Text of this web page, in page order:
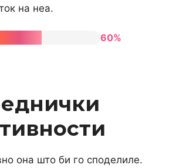
на неа.
60%
она што би го споделиле.